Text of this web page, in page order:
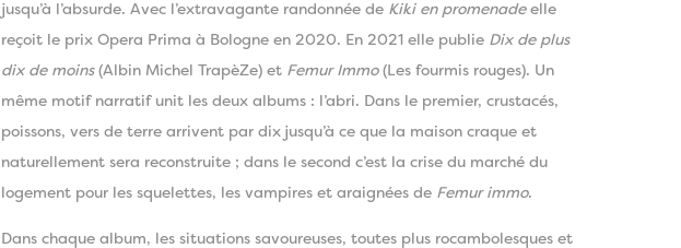
jusqu’à l’absurde. Avec l’extravagante randonnée de Kiki en promenadeelle
reçoit le prix Opera Prima à Bologne en 2020. En 2021 elle publie Dix de plus
dix de moins(Albin Michel TrapèZe) et Femur Immo(Les fourmis rouges). Un
même motif narratif unit les deux albums : l’abri. Dans le premier, crustacés,
poissons, vers de terre arrivent par dix jusqu’à ce que la maison craque et
naturellement sera reconstruite ; dans le second c’est la crise du marché du
logement pour les squelettes, les vampires et araignées de Femur immo.
Dans chaque album, les situations savoureuses, toutes plus rocambolesques et